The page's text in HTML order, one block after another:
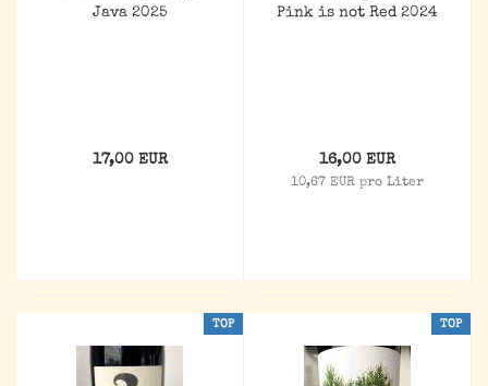
Java 2025
17,00 EUR
Pink is not Red 2024
16,00 EUR
10,67 EUR pro Liter
TOP TOP